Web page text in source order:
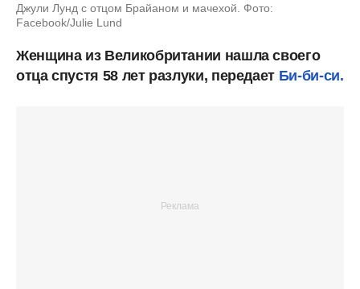
Джули Лунд с отцом Брайаном и мачехой. Фото:
Facebook/Julie Lund
Женщина из Великобритании нашла своего
отца спустя 58 лет разлуки, передает Би-би-си.